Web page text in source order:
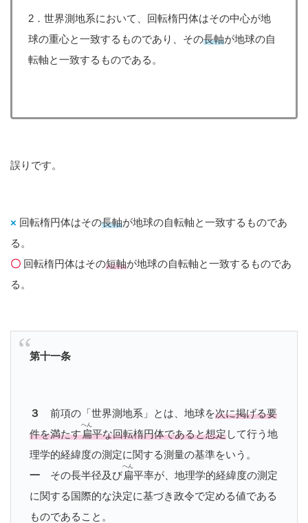
2．世界測地系において、回転楕円体はその中心が地
球の重心と一致するものであり、その長軸が地球の自
転軸と一致するものである。
誤りです。
× 回転楕円体はその長軸が地球の自転軸と一致するものであ
る。
〇 回転楕円体はその短軸が地球の自転軸と一致するものであ
る。
第十一条
３ 前項の「世界測地系」とは、地球を次に掲げる要
件を満たす扁
へん
平な回転楕円体であると想定して行う地
理学的経緯度の測定に関する測量の基準をいう。
一 その長半径及び扁
へん
平率が、地理学的経緯度の測定
に関する国際的な決定に基づき政令で定める値である
ものであること。